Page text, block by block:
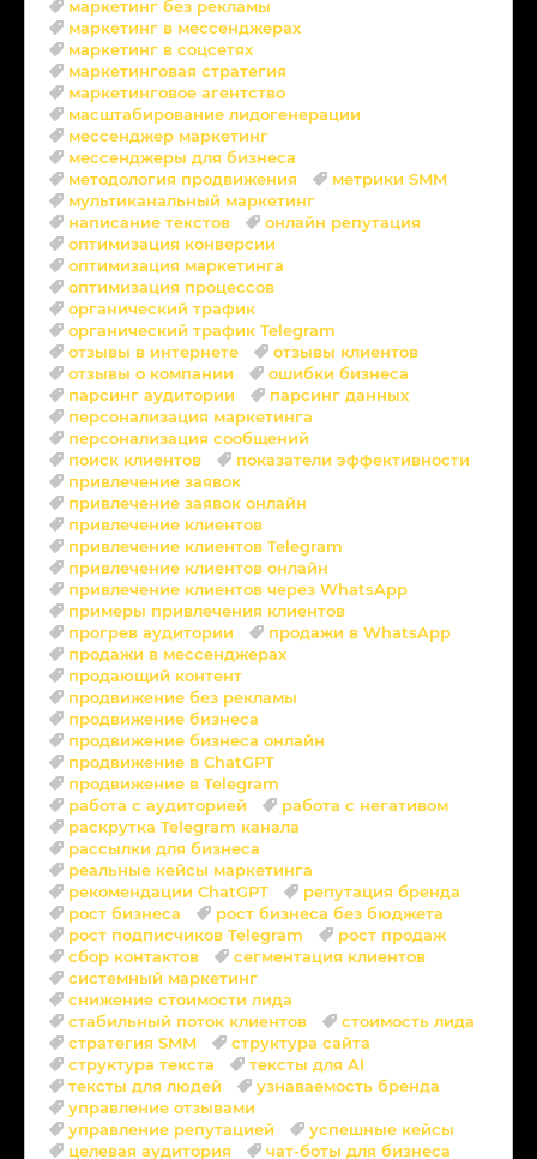
маркетинг без рекламы
маркетинг в мессенджерах
маркетинг в соцсетях
маркетинговая стратегия
маркетинговое агентство
масштабирование лидогенерации
мессенджер маркетинг
мессенджеры для бизнеса
методология продвижения
метрики SMM
мультиканальный маркетинг
написание текстов
онлайн репутация
оптимизация конверсии
оптимизация маркетинга
оптимизация процессов
органический трафик
органический трафик Telegram
отзывы в интернете
отзывы клиентов
отзывы о компании
ошибки бизнеса
парсинг аудитории
парсинг данных
персонализация маркетинга
персонализация сообщений
поиск клиентов
показатели эффективности
привлечение заявок
привлечение заявок онлайн
привлечение клиентов
привлечение клиентов Telegram
привлечение клиентов онлайн
привлечение клиентов через WhatsApp
примеры привлечения клиентов
прогрев аудитории
продажи в WhatsApp
продажи в мессенджерах
продающий контент
продвижение без рекламы
продвижение бизнеса
продвижение бизнеса онлайн
продвижение в ChatGPT
продвижение в Telegram
работа с аудиторией
работа с негативом
раскрутка Telegram канала
рассылки для бизнеса
реальные кейсы маркетинга
рекомендации ChatGPT
репутация бренда
рост бизнеса
рост бизнеса без бюджета
рост подписчиков Telegram
рост продаж
сбор контактов
сегментация клиентов
системный маркетинг
снижение стоимости лида
стабильный поток клиентов
стоимость лида
стратегия SMM
структура сайта
структура текста
тексты для AI
тексты для людей
узнаваемость бренда
управление отзывами
управление репутацией
успешные кейсы
целевая аудитория
чат-боты для бизнеса